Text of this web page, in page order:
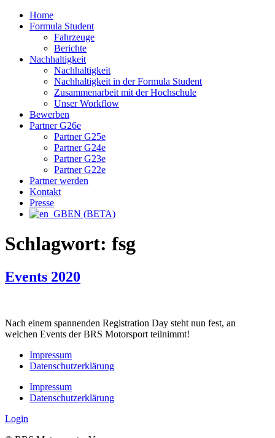
Home
Formula Student
Fahrzeuge
Berichte
Nachhaltigkeit
Nachhaltigkeit
Nachhaltigkeit in der Formula Student
Zusammenarbeit mit der Hochschule
Unser Workflow
Bewerben
Partner G26e
Partner G25e
Partner G24e
Partner G23e
Partner G22e
Partner werden
Kontakt
Presse
EN (BETA)
Schlagwort: fsg
Events 2020
Nach einem spannenden Registration Day steht nun fest, an
welchen Events der BRS Motorsport teilnimmt!
Impressum
Datenschutzerklärung
Impressum
Datenschutzerklärung
Login